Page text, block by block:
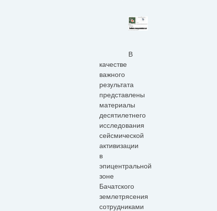
В
качестве
важного
результата
представлены
материалы
десятилетнего
исследования
сейсмической
активизации
в
эпицентральной
зоне
Бачатского
землетрясения
сотрудниками